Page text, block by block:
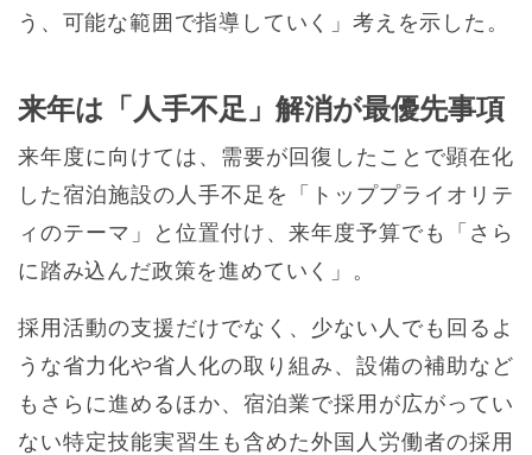
う、可能な範囲で指導していく」考えを示した。
来年は「人手不足」解消が最優先事項
来年度に向けては、需要が回復したことで顕在化
した宿泊施設の人手不足を「トッププライオリテ
ィのテーマ」と位置付け、来年度予算でも「さら
に踏み込んだ政策を進めていく」。
採用活動の支援だけでなく、少ない人でも回るよ
うな省力化や省人化の取り組み、設備の補助など
もさらに進めるほか、宿泊業で採用が広がってい
ない特定技能実習生も含めた外国人労働者の採用